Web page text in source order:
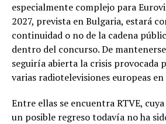
especialmente complejo para
2027, prevista en Bulgaria, estará
continuidad o no de la cadena
dentro del concurso. De
seguiría abierta la crisis provocada
varias radiotelevisiones europeas en
Entre ellas se encuentra RTVE,
un posible regreso todavía no ha